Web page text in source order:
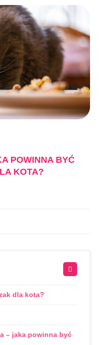
POWINNA BYĆ
KOTA?
dla kota?
– jaka powinna być